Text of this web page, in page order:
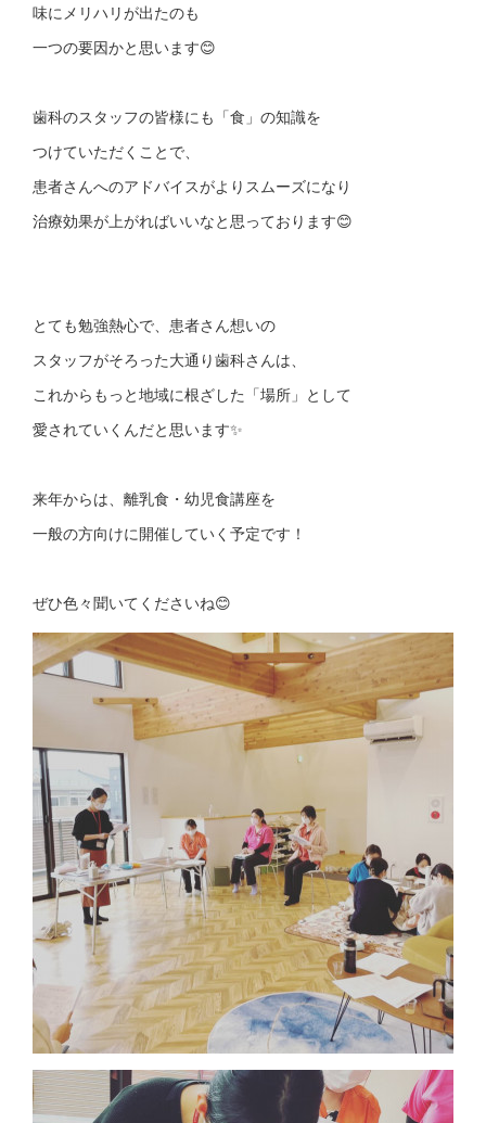
味にメリハリが出たのも
一つの要因かと思います😊
歯科のスタッフの皆様にも「食」の知識を
つけていただくことで、
患者さんへのアドバイスがよりスムーズになり
治療効果が上がればいいなと思っております😊
とても勉強熱心で、患者さん想いの
スタッフがそろった大通り歯科さんは、
これからもっと地域に根ざした「場所」として
愛されていくんだと思います✨
来年からは、離乳食・幼児食講座を
一般の方向けに開催していく予定です！
ぜひ色々聞いてくださいね😊